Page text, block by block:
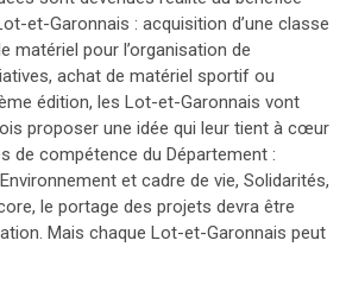
et-Garonnais : acquisition d’une classe
matériel pour l’organisation de
achat de matériel sportif ou
édition, les Lot-et-Garonnais vont
proposer une idée qui leur tient à cœur
de compétence du Département :
et cadre de vie, Solidarités,
le portage des projets devra être
Mais chaque Lot-et-Garonnais peut